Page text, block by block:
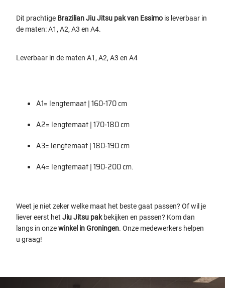
Dit prachtige Brazilian Jiu Jitsu pak van Essimo is leverbaar in
de maten: A1, A2, A3 en A4.
Leverbaar in de maten A1, A2, A3 en A4
A1= lengtemaat | 160-170 cm
A2= lengtemaat | 170-180 cm
A3= lengtemaat | 180-190 cm
A4= lengtemaat | 190-200 cm.
Weet je niet zeker welke maat het beste gaat passen? Of wil je
liever eerst het Jiu Jitsu pakbekijken en passen? Kom dan
langs in onzewinkel in Groningen. Onze medewerkers helpen
u graag!